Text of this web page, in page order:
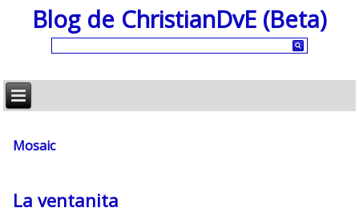
Blog de ChristianDvE (Beta)
Mosaic
La ventanita